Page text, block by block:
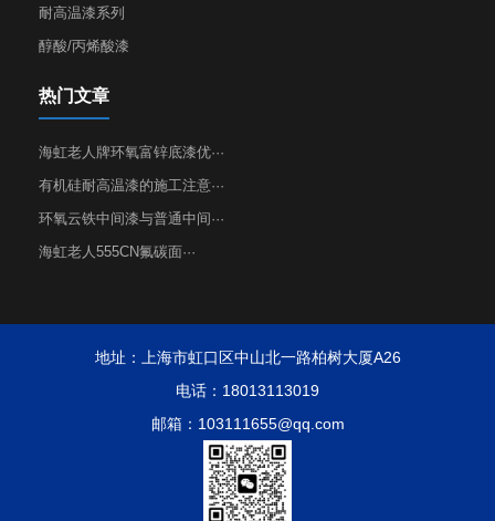
耐高温漆系列
醇酸/丙烯酸漆
热门文章
海虹老人牌环氧富锌底漆优···
有机硅耐高温漆的施工注意···
环氧云铁中间漆与普通中间···
海虹老人555CN氟碳面···
地址：上海市虹口区中山北一路柏树大厦A26
电话：18013113019
邮箱：103111655@qq.com